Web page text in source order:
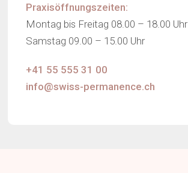
‍Praxisöffnungszeiten:
Montag bis Freitag 08.00 – 18.00 Uhr
Samstag 09.00 – 15.00 Uhr
+41 55 555 31 00
info@swiss-permanence.ch